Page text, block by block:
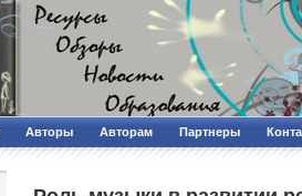
Авторы Авторам Партнеры